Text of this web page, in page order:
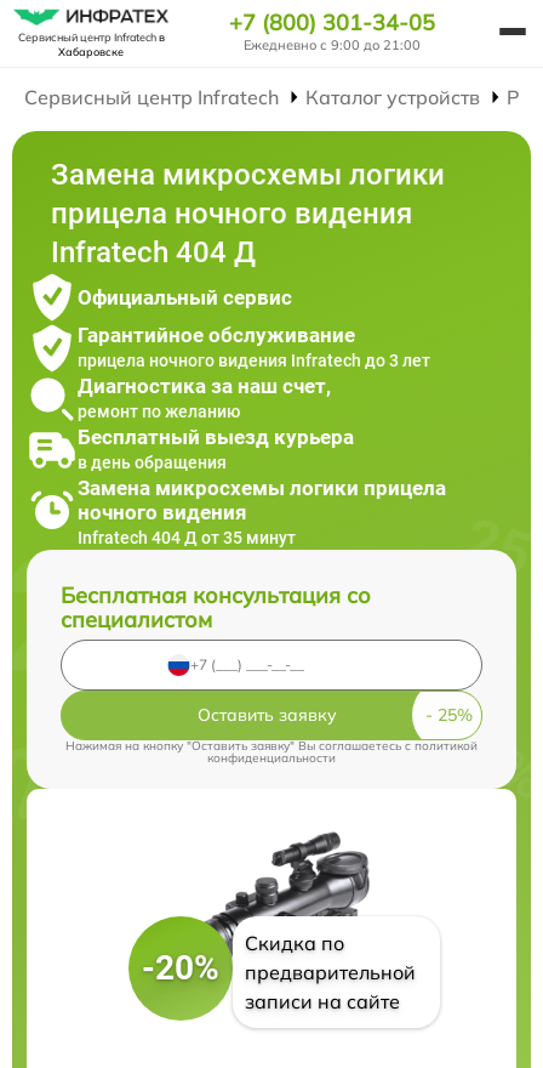
Сервисный центр Infratechв
Хабаровске
+7 (800) 301-34-05
Ежедневно с 9:00 до 21:00
Сервисный центр Infratech Каталог устройств
Замена микросхемы логики
прицела ночного видения
Infratech 404 Д
Официальный сервис
Гарантийное обслуживание
прицела ночного видения Infratech до 3 лет
Диагностика за наш счет,
ремонт по желанию
Бесплатный выезд курьера
в день обращения
Замена микросхемы логики прицела
ночного видения
Infratech 404 Д от 35 минут
Бесплатная консультация со
специалистом
Оставить заявку
Нажимая на кнопку "Оставить заявку" Вы соглашаетесь cполитикой
конфиденциальности
-20%
Скидка по
предварительной
записи на сайте